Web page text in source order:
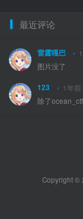
最近评论
雷霆嘎巴
图片没了
123 1年前
除了
Copyright ©